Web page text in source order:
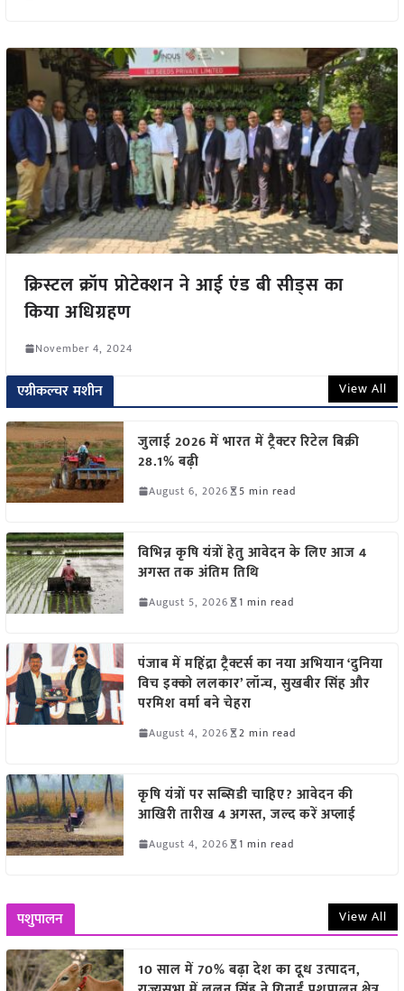
क्रिस्टल क्रॉप प्रोटेक्शन ने आई एंड बी सीड्स का
किया अधिग्रहण
November 4, 2024
एग्रीकल्चर मशीन View All
जुलाई 2026 में भारत में ट्रैक्टर रिटेल बिक्री
28.1% बढ़ी
August 6, 2026 5 min read
विभिन्न कृषि यंत्रों हेतु आवेदन के लिए आज 4
अगस्त तक अंतिम तिथि
August 5, 2026 1 min read
पंजाब में महिंद्रा ट्रैक्टर्स का नया अभियान ‘दुनिया
विच इक्को ललकार’ लॉन्च, सुखबीर सिंह और
परमिश वर्मा बने चेहरा
August 4, 2026 2 min read
कृषि यंत्रों पर सब्सिडी चाहिए? आवेदन की
आखिरी तारीख 4 अगस्त, जल्द करें अप्लाई
August 4, 2026 1 min read
पशुपालन View All
10 साल में 70% बढ़ा देश का दूध उत्पादन,